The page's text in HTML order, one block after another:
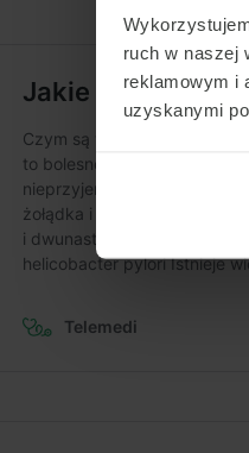
ruch w naszej
reklamowym i
uzyskanymi